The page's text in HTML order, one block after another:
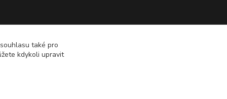
také pro
kdykoli upravit